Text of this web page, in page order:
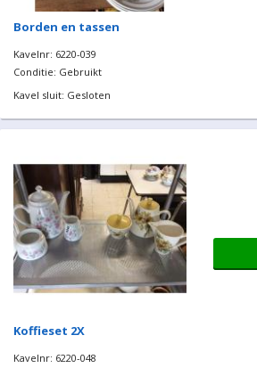
Borden en tassen
Kavelnr: 6220-039
Conditie: Gebruikt
Kavel sluit: Gesloten
Koffieset 2X
Kavelnr: 6220-048